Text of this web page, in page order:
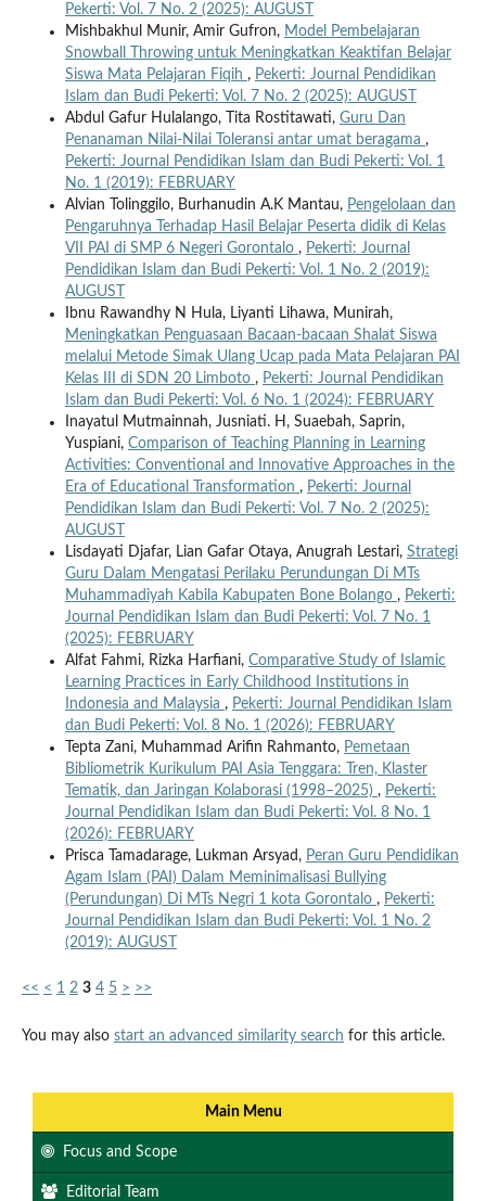
Pekerti: Vol. 7 No. 2 (2025): AUGUST
Mishbakhul Munir, Amir Gufron, Model Pembelajaran
Snowball Throwing untuk Meningkatkan Keaktifan Belajar
Siswa Mata Pelajaran Fiqih , Pekerti: Journal Pendidikan
Islam dan Budi Pekerti: Vol. 7 No. 2 (2025): AUGUST
Abdul Gafur Hulalango, Tita Rostitawati, Guru Dan
Penanaman Nilai-Nilai Toleransi antar umat beragama ,
Pekerti: Journal Pendidikan Islam dan Budi Pekerti: Vol. 1
No. 1 (2019): FEBRUARY
Alvian Tolinggilo, Burhanudin A.K Mantau, Pengelolaan dan
Pengaruhnya Terhadap Hasil Belajar Peserta didik di Kelas
VII PAI di SMP 6 Negeri Gorontalo , Pekerti: Journal
Pendidikan Islam dan Budi Pekerti: Vol. 1 No. 2 (2019):
AUGUST
Ibnu Rawandhy N Hula, Liyanti Lihawa, Munirah,
Meningkatkan Penguasaan Bacaan-bacaan Shalat Siswa
melalui Metode Simak Ulang Ucap pada Mata Pelajaran PAI
Kelas III di SDN 20 Limboto , Pekerti: Journal Pendidikan
Islam dan Budi Pekerti: Vol. 6 No. 1 (2024): FEBRUARY
Inayatul Mutmainnah, Jusniati. H, Suaebah, Saprin,
Yuspiani, Comparison of Teaching Planning in Learning
Activities: Conventional and Innovative Approaches in the
Era of Educational Transformation , Pekerti: Journal
Pendidikan Islam dan Budi Pekerti: Vol. 7 No. 2 (2025):
AUGUST
Lisdayati Djafar, Lian Gafar Otaya, Anugrah Lestari, Strategi
Guru Dalam Mengatasi Perilaku Perundungan Di MTs
Muhammadiyah Kabila Kabupaten Bone Bolango , Pekerti:
Journal Pendidikan Islam dan Budi Pekerti: Vol. 7 No. 1
(2025): FEBRUARY
Alfat Fahmi, Rizka Harfiani, Comparative Study of Islamic
Learning Practices in Early Childhood Institutions in
Indonesia and Malaysia , Pekerti: Journal Pendidikan Islam
dan Budi Pekerti: Vol. 8 No. 1 (2026): FEBRUARY
Tepta Zani, Muhammad Arifin Rahmanto, Pemetaan
Bibliometrik Kurikulum PAI Asia Tenggara: Tren, Klaster
Tematik, dan Jaringan Kolaborasi (1998–2025) , Pekerti:
Journal Pendidikan Islam dan Budi Pekerti: Vol. 8 No. 1
(2026): FEBRUARY
Prisca Tamadarage, Lukman Arsyad, Peran Guru Pendidikan
Agam Islam (PAI) Dalam Meminimalisasi Bullying
(Perundungan) Di MTs Negri 1 kota Gorontalo , Pekerti:
Journal Pendidikan Islam dan Budi Pekerti: Vol. 1 No. 2
(2019): AUGUST
<< < 1 2 3 4 5 > >>
You may also start an advanced similarity search for this article.
Main Menu
Focus and Scope
Editorial Team